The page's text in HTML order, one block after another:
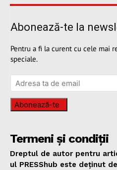
Abonează-te la
Pentru a fi la curent cu cele mai
speciale.
Abonează-te
Termeni și condiții
Dreptul de autor pentru
ul PRESShub este deținut